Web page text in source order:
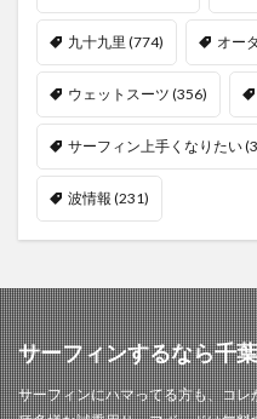
九十九里 (774) オー
ウェットスーツ (356)
サーフィン上手くなりたい
波情報 (231)
サーフィンするなら千
サーフィンにハマってる方も、コ